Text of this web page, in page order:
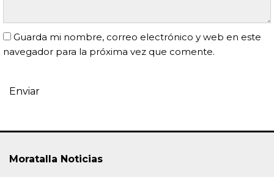
Guarda mi nombre, correo electrónico y web en este
navegador para la próxima vez que comente.
Moratalla Noticias